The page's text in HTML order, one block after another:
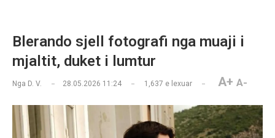
Blerando sjell fotografi nga muaji i
mjaltit, duket i lumtur
Nga D. V. 28.05.2026 11:24 1,637 e lexuar A+ A-